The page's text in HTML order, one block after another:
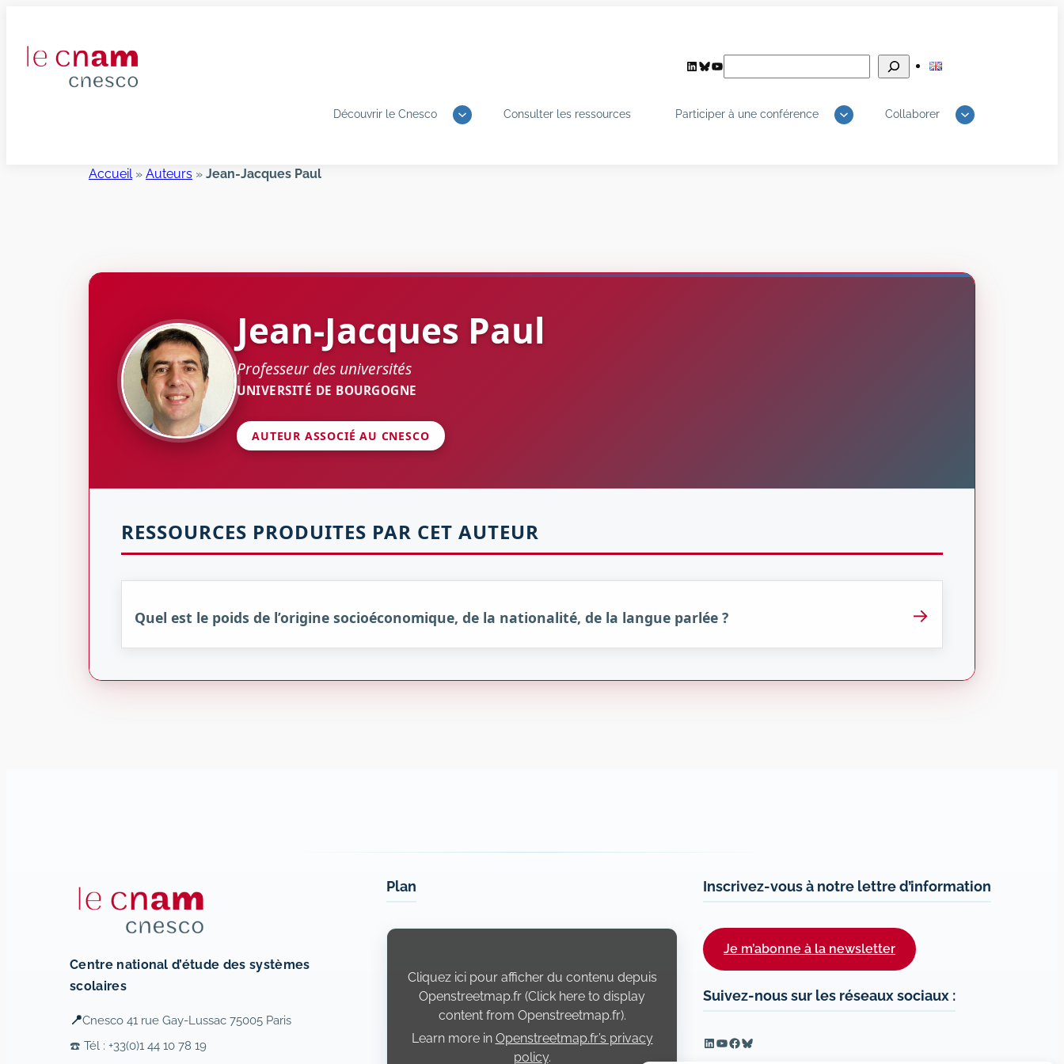
contenu
LinkedIn
Bluesky
YouTube
Découvrir le Cnesco Consulter les ressources Participer à une conférence Collaborer
Accueil» Auteurs » Jean-Jacques Paul
Jean-Jacques Paul
Professeur des universités
UNIVERSITÉ DE BOURGOGNE
AUTEUR ASSOCIÉ AU CNESCO
RESSOURCES PRODUITES PAR CET AUTEUR
Quel est le poids de l’origine socioéconomique, de la nationalité, de la langue parlée ? →
Centre national d’étude des systèmes
scolaires
📍Cnesco 41 rue Gay-Lussac 75005 Paris
☎️ Tél : +33(0)1 44 10 78 19
Plan
Display
Openstreetmap.fr
Cliquez ici pour afficher du contenu depuis
Openstreetmap.fr (Click here to display
content from Openstreetmap.fr).
Learn more in Openstreetmap.fr’s privacy
policy.
Inscrivez-vous à notre lettre d’information
Je m’abonne à la newsletter
Suivez-nous sur les réseaux sociaux :
LinkedIn
YouTube
Facebook
Bluesky